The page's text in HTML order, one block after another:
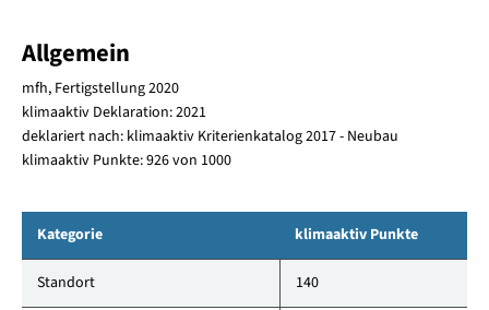
Allgemein
mfh, Fertigstellung 2020
klimaaktiv Deklaration: 2021
deklariert nach: klimaaktiv Kriterienkatalog 2017 - Neubau
klimaaktiv Punkte: 926 von 1000
Kategorie klimaaktiv Punkte
Standort 140